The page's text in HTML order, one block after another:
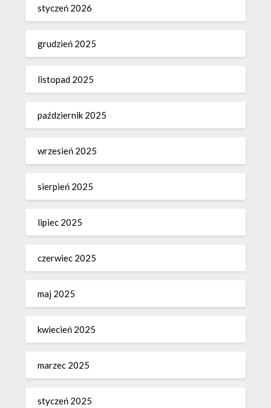
styczeń 2026
grudzień 2025
listopad 2025
październik 2025
wrzesień 2025
sierpień 2025
lipiec 2025
czerwiec 2025
maj 2025
kwiecień 2025
marzec 2025
styczeń 2025